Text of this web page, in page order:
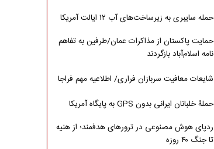
حمله سایبری به زیرساخت‌های آب ۱۲ ایالت آمریکا
حمایت پاکستان از مذاکرات عمان/طرفین به تفاهم
نامه اسلام‌آباد بازگردند
شایعات معافیت سربازان فراری/ اطلاعیه مهم فراجا
حملۀ خلبانان ایرانی بدون GPS به پایگاه آمریکا
ردپای هوش مصنوعی در ترورهای هدفمند؛ از هنیه
تا جنگ ۴۰ روزه